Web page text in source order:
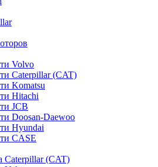
Volvo
Caterpillar (CAT)
Komatsu
Hitachi
JCB
Doosan-Daewoo
Hyundai
CASE
Caterpillar (CAT)